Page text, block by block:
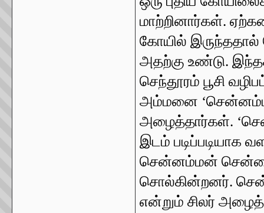
மாற்றினார்கள்.
கோயில்
அதற்கு உண்டு.
செந்தூரம் பூசி
அம்மனை ‘
அழைத்தார்கள். ‘
இடம் படிப்படியாக
சென்னம்மன்
சொல்கின்றனர்.
என்றும் சிலர்